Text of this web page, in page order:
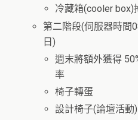
冷藏箱(cooler box)
第二階段(伺服器時間
日)
週末將額外獲得
率
椅子轉蛋
設計椅子(論壇活動)